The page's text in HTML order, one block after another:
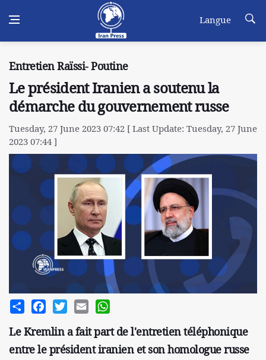
Langue
Entretien Raïssi- Poutine
Le président Iranien a soutenu la
démarche du gouvernement russe
Tuesday, 27 June 2023 07:42 [ Last Update: Tuesday, 27 June
2023 07:44 ]
Share FacebookTwitterEmail
Le Kremlin a fait part de l'entretien téléphonique
entre le président iranien et son homologue russe